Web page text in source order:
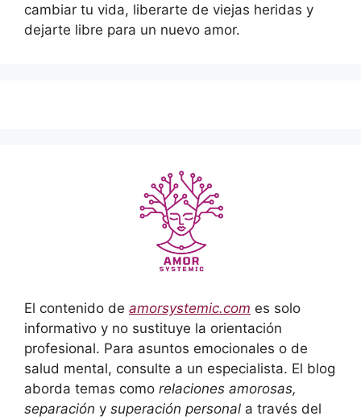
cambiar tu vida, liberarte de viejas heridas y
dejarte libre para un nuevo amor.
El contenido de amorsystemic.com es solo
informativo y no sustituye la orientación
profesional. Para asuntos emocionales o de
salud mental, consulte a un especialista. El blog
aborda temas como relaciones amorosas,
separación y superación personal a través del